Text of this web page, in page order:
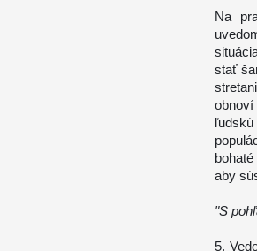
Na
stať
aby
"S
5.